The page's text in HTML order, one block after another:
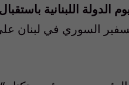
الدولة اللبنانية
السفير السوري في